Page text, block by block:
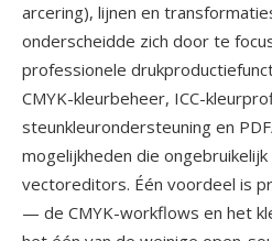
arcering), lijnen en
onderscheidde zich door te
professionele
CMYK-kleurbeheer, ICC-
steunkleurondersteuning en
mogelijkheden die
vectoreditors. Één voordeel is
— de CMYK-workflows en het